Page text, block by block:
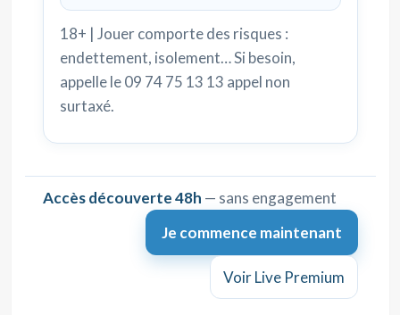
18+ | Jouer comporte des risques :
endettement, isolement… Si besoin,
appelle le 09 74 75 13 13 appel non
surtaxé.
Accès découverte 48h — sans engagement
Je commence maintenant
Voir Live Premium